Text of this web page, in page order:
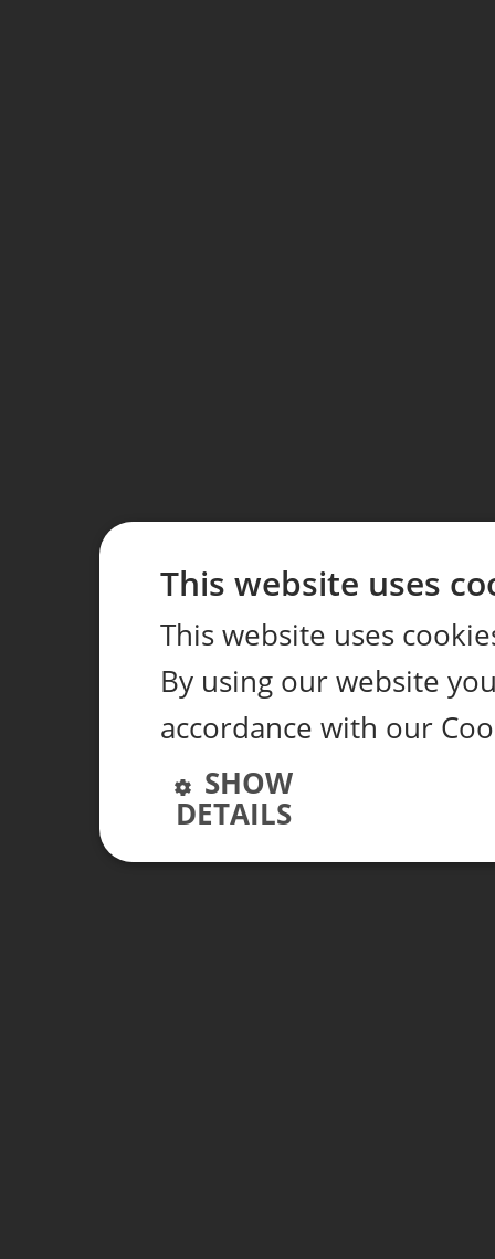
This website uses
This website uses
By using our website
accordance with our
SHOW
DETAILS